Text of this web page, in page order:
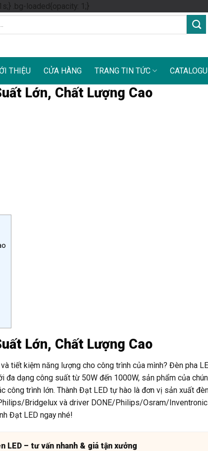
.bg-loaded{opacity: 1;}Skip
to
THIỆU CỬA HÀNG TRANG TIN TỨC
Lớn, Chất Lượng Cao
Lớn, Chất Lượng Cao
tiết kiệm năng lượng cho công trình của mình? Đèn pha
đa dạng công suất từ 50W đến 1000W, sản phẩm của
công trình lớn. Thành Đạt LED tự hào là đơn vị sản xuất
Bridgelux và driver DONE/Philips/Osram/
Đạt LED ngay nhé!
LED – tư vấn nhanh & giá tận xưởng